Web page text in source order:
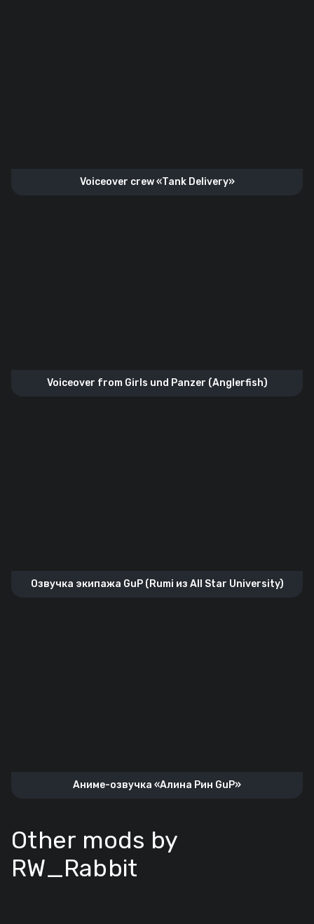
Voiceover crew «Tank Delivery»
Voiceover from Girls und Panzer (Anglerfish)
Озвучка экипажа GuP (Rumi из All Star University)
Аниме-озвучка «Алина Рин GuP»
Other mods by
RW_Rabbit